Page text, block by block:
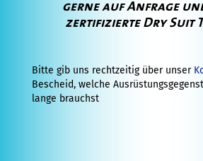
gerne auf Anfrage
zertifizierte Dry Suit
Bitte gib uns rechtzeitig über unser
Bescheid, welche
lange brauchst